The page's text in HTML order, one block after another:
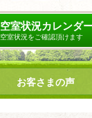
空室状況カレンダ
空室状況をご確認頂けます
お客さまの声